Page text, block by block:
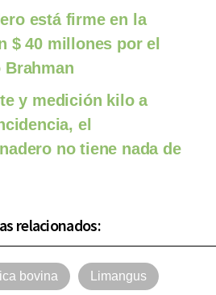
está firme en la
$ 40 millones por el
Brahman
y medición kilo a
el
no tiene nada de
relacionados:
bovina Limangus